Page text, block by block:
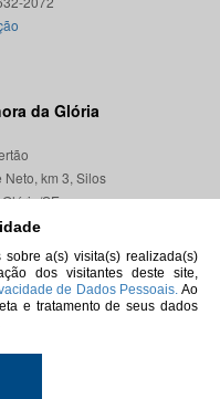
a(s) visita(s) realizada(s)
dos visitantes deste site,
de Dados Pessoais. Ao
e tratamento de seus dados
da Glória
km 3, Silos
SE
reservados.